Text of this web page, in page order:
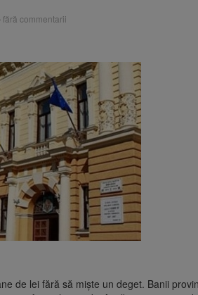
Înalta Curte analizează dosarul lui
Strategia națională pentru
fără commentarii
de lei fără să miște un deget. Banii